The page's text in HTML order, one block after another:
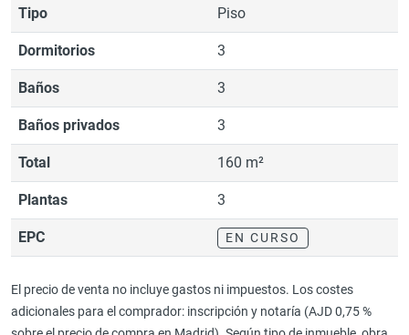
Tipo Piso
Dormitorios 3
Baños 3
Baños privados 3
Total 160 m²
Plantas 3
EPC EN CURSO
El precio de venta no incluye gastos ni impuestos. Los costes
adicionales para el comprador: inscripción y notaría (AJD 0,75 %